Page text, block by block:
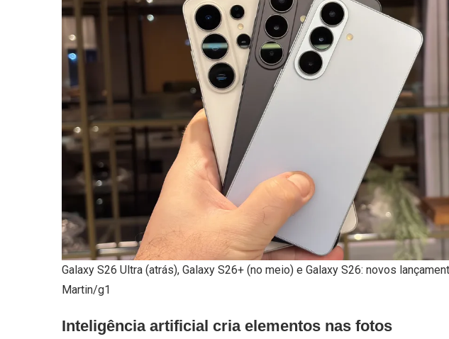
Galaxy S26 Ultra (atrás), Galaxy S26+ (no meio) e Galaxy S26: novos
Martin/g1
Inteligência artificial cria elementos nas fotos